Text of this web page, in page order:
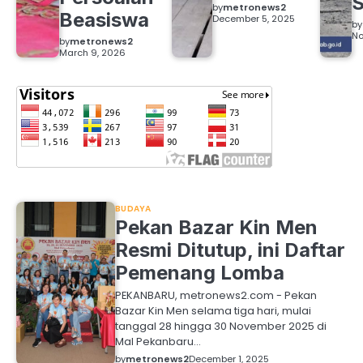
Beasiswa
bymetronews2
March 9, 2026
bymetronews2
December 5, 2025
by
BUDAYA
Pekan Bazar Kin Men
Resmi Ditutup, ini Daftar
Pemenang Lomba
PEKANBARU, metronews2.com - Pekan
Bazar Kin Men selama tiga hari, mulai
tanggal 28 hingga 30 November 2025 di
Mal Pekanbaru…
bymetronews2December 1, 2025